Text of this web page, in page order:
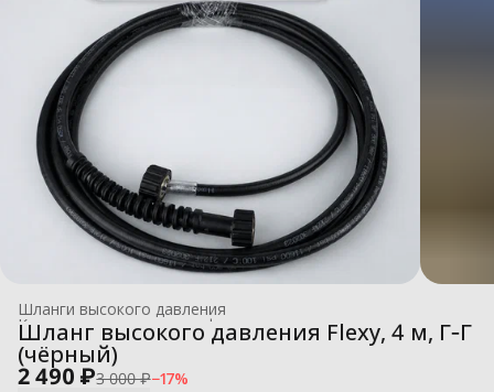
Шланги высокого давления
Комплектующие для профессиональных моек высокого
Главная
Шланг высокого давления Flexy, 4 м, Г‑Г
(чёрный)
2 490 ₽3 000 ₽−17%